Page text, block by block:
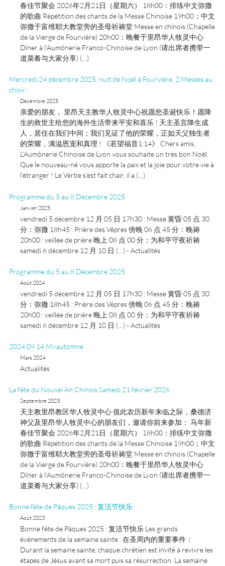
春佳节聚会 2026年2月21日（星期六） 18h00：排练中文弥撒
的歌曲 Répétition des chants de la Messe Chinoise 19h00：中文
弥撒于富维耶大教堂旁的圣母祈祷堂 Messe en chinois (Chapelle
de la Vierge de Fourvière) 20h00：晚餐于里昂华人牧灵中心
Dîner à l’Aumônerie Franco-Chinoise de Lyon (请出席者携带一
道菜肴与大家分享) (…)
Mercredi 24 décembre 2025, nuit de Noël à Fourvière, 2 Messes au
choix :
Décembre 2025
亲爱的朋友， 里昂天主教华人牧灵中心祝愿您圣诞快乐！愿降
生的救世主给您的海外生活带来平安和喜乐 ! 天主圣言降生成
人，居住在我们中间；我们见证了他的荣耀，正如天父独生者
的荣耀，满溢恩宠和真理 ! 《若望福音1:14》 Chers amis,
L’Aumônerie Chinoise de Lyon vous souhaite un très bon Noël.
Que le nouveau-né vous apporte la paix et la joie pour votre vie à
l’étranger ! Le Verbe s’est fait chair, il a (…)
Programme du 5 au 8 Décembre 2025
Janvier 2025
vendredi 5 décembre 12 月 05 日 17h30 : Messe 黄昏 05 点 30
分：弥撒 18h45 : Prière des Vêpres 傍晚 06 点 45 分：晚祷
20h00 : veillée de prière 晚上 08 点 00 分：为和平守夜祈祷
samedi 6 décembre 12 月 10 日 (…) - Actualités
Programme du 5 au 8 Décembre 2025
Août 2024
vendredi 5 décembre 12 月 05 日 17h30 : Messe 黄昏 05 点 30
分：弥撒 18h45 : Prière des Vêpres 傍晚 06 点 45 分：晚祷
20h00 : veillée de prière 晚上 08 点 00 分：为和平守夜祈祷
samedi 6 décembre 12 月 10 日 (…) - Actualités
2024 09 14 Mi-automne
Mars 2024
Actualités
La fête du Nouvel An Chinois Samedi 21 février 2026
Septembre 2023
天主教里昂教区华人牧灵中心 值此农历新年来临之际，桑德济
神父及里昂华人牧灵中心的朋友们，邀请你前来参加： 马年新
春佳节聚会 2026年2月21日（星期六） 18h00：排练中文弥撒
的歌曲 Répétition des chants de la Messe Chinoise 19h00：中文
弥撒于富维耶大教堂旁的圣母祈祷堂 Messe en chinois (Chapelle
de la Vierge de Fourvière) 20h00：晚餐于里昂华人牧灵中心
Dîner à l’Aumônerie Franco-Chinoise de Lyon (请出席者携带一
道菜肴与大家分享) (…)
Bonne fête de Pâques 2025 : 复活节快乐
Août 2023
Bonne fête de Pâques 2025 : 复活节快乐 Les grands
événements de la semaine sainte : 在圣周内的重要事件：
Durant la semaine sainte, chaque chrétien est invité à revivre les
étapes de Jésus avant sa mort puis sa résurrection. La semaine